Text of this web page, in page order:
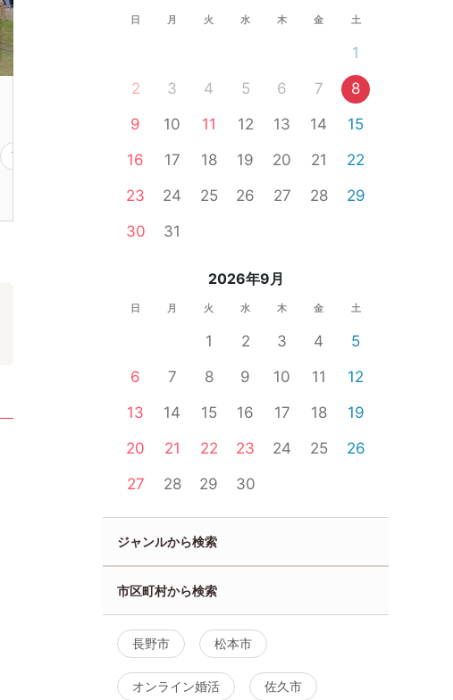
下伊那郡 中野市 諏訪市 山ノ内町
日 月 火 水 木 金 土
1
2
3 4 5 6 7
8
9
10 11 12 13 14
15
16
17 18 19 20 21
22
23
24 25 26 27 28
29
30
31
2026年9月
日 月 火 水 木 金 土
1 2 3 4
5
6
7 8 9 10 11
12
13
14 15 16 17 18
19
20
21 22 23 24 25
26
27
28 29 30
ジャンルから検索
市区町村から検索
長野市 松本市
オンライン婚活 佐久市